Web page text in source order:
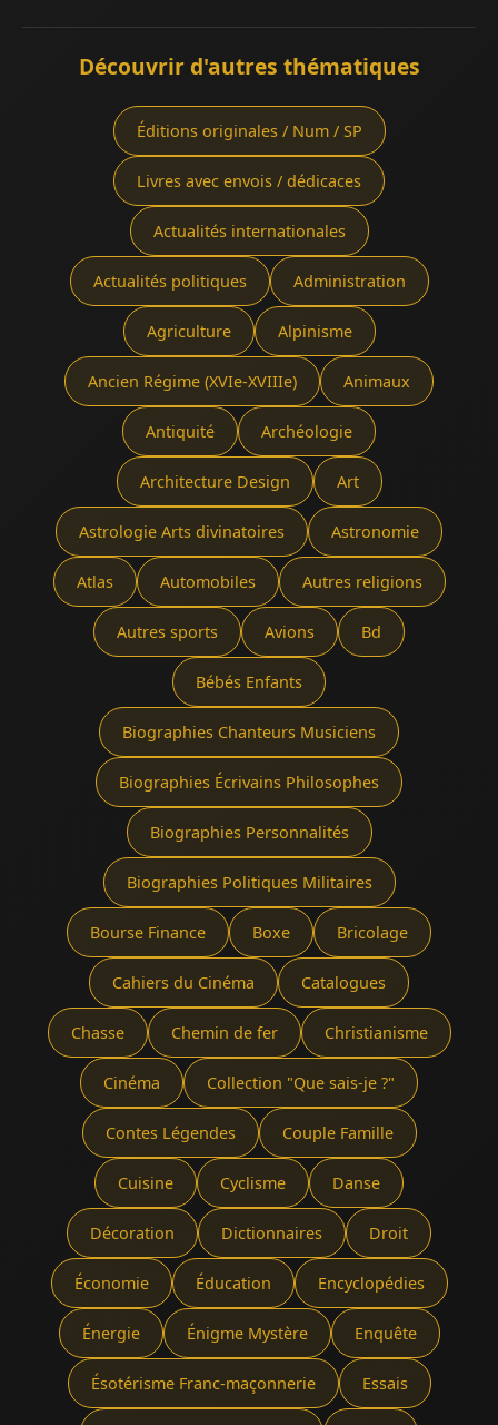
Découvrir d'autres thématiques
Éditions originales / Num / SP
Livres avec envois / dédicaces
Actualités internationales
Actualités politiques Administration
Agriculture Alpinisme
Ancien Régime (XVIe-XVIIIe) Animaux
Antiquité Archéologie
Architecture Design Art
Astrologie Arts divinatoires Astronomie
Atlas Automobiles Autres religions
Autres sports Avions Bd
Bébés Enfants
Biographies Chanteurs Musiciens
Biographies Écrivains Philosophes
Biographies Personnalités
Biographies Politiques Militaires
Bourse Finance Boxe Bricolage
Cahiers du Cinéma Catalogues
Chasse Chemin de fer Christianisme
Cinéma Collection "Que sais-je ?"
Contes Légendes Couple Famille
Cuisine Cyclisme Danse
Décoration Dictionnaires Droit
Économie Éducation Encyclopédies
Énergie Énigme Mystère Enquête
Ésotérisme Franc-maçonnerie Essais